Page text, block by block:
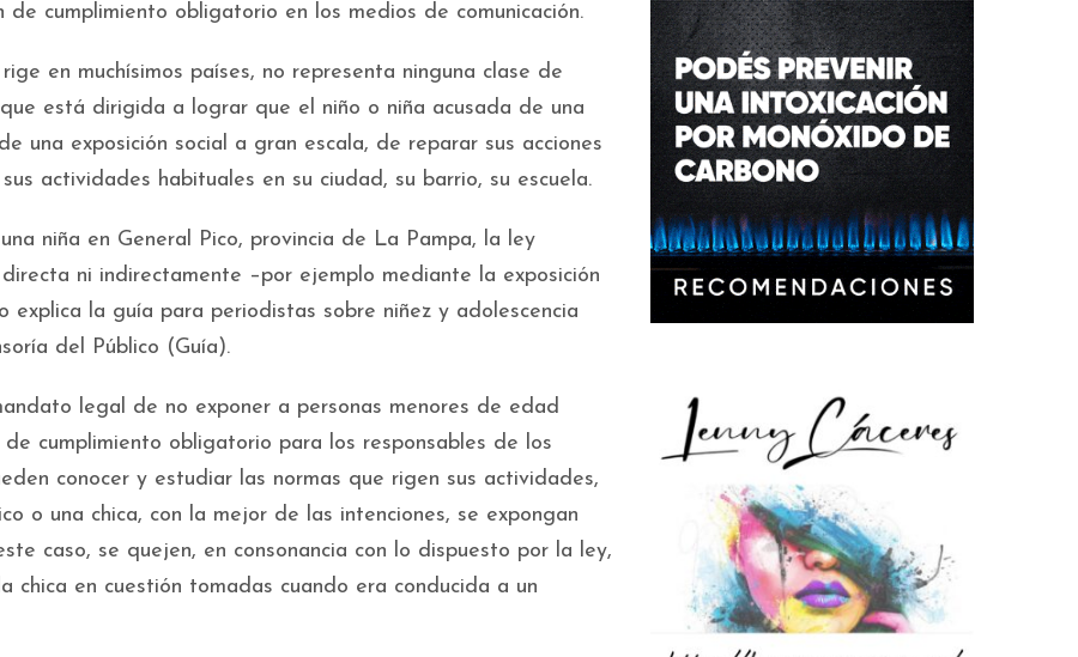
cumplimiento obligatorio en los medios de comunicación.
en muchísimos países, no representa ninguna clase de
está dirigida a lograr que el niño o niña acusada de una
una exposición social a gran escala, de reparar sus acciones
actividades habituales en su ciudad, su barrio, su escuela.
niña en General Pico, provincia de La Pampa, la ley
ni indirectamente –por ejemplo mediante la exposición
explica la guía para periodistas sobre niñez y adolescencia
del Público (Guía).
legal de no exponer a personas menores de edad
cumplimiento obligatorio para los responsables de los
conocer y estudiar las normas que rigen sus actividades,
o una chica, con la mejor de las intenciones, se expongan
caso, se quejen, en consonancia con lo dispuesto por la ley,
en cuestión tomadas cuando era conducida a un